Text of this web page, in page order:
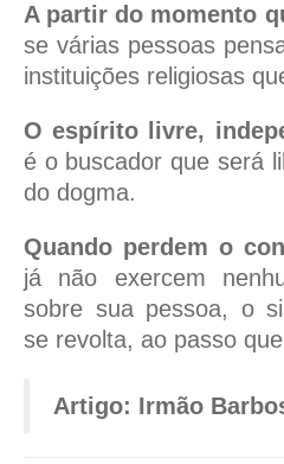
A partir do momento
se várias pessoas
instituições religiosas
O espírito livre,
é o buscador que será
do dogma.
Quando perdem o
já não exercem
sobre sua pessoa, o
se revolta, ao passo
Artigo: Irmão